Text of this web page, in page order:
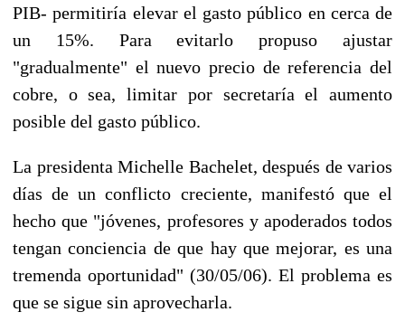
PIB- permitiría elevar el gasto público en cerca de
un 15%. Para evitarlo propuso ajustar
"gradualmente" el nuevo precio de referencia del
cobre, o sea, limitar por secretaría el aumento
posible del gasto público.
La presidenta Michelle Bachelet, después de varios
días de un conflicto creciente, manifestó que el
hecho que "jóvenes, profesores y apoderados todos
tengan conciencia de que hay que mejorar, es una
tremenda oportunidad" (30/05/06). El problema es
que se sigue sin aprovecharla.